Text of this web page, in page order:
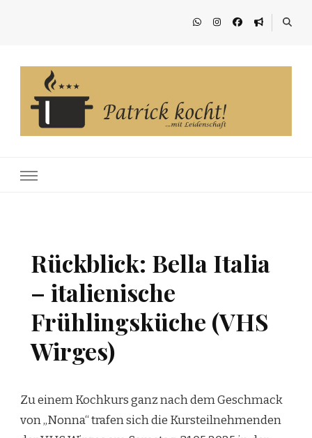
Rückblick: Bella Italia
– italienische
Frühlingsküche (VHS
Wirges)
Zu einem Kochkurs ganz nach dem Geschmack
von „Nonna“ trafen sich die Kursteilnehmenden